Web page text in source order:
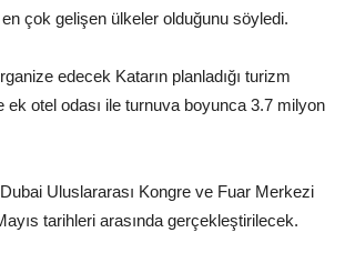
çok gelişen ülkeler olduğunu söyledi.
edecek Katarın planladığı turizm
ek otel odası ile turnuva boyunca 3.7 milyon
Uluslararası Kongre ve Fuar Merkezi
tarihleri arasında gerçekleştirilecek.